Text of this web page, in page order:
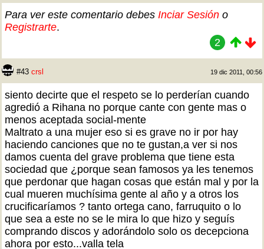
Para ver este comentario debes Inciar Sesión o
Registrarte.
2
#43 crsl 19 dic 2011, 00:56
siento decirte que el respeto se lo perderían cuando
agredió a Rihana no porque cante con gente mas o
menos aceptada social-mente
Maltrato a una mujer eso si es grave no ir por hay
haciendo canciones que no te gustan,a ver si nos
damos cuenta del grave problema que tiene esta
sociedad que ¿porque sean famosos ya les tenemos
que perdonar que hagan cosas que están mal y por la
cual mueren muchísima gente al año y a otros los
crucificaríamos ? tanto ortega cano, farruquito o lo
que sea a este no se le mira lo que hizo y seguís
comprando discos y adorándolo solo os decepciona
ahora por esto...valla tela